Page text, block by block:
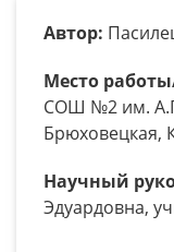
Автор:
Место
СОШ №2 им.
Брюховецкая,
Научный
Эдуардовна,